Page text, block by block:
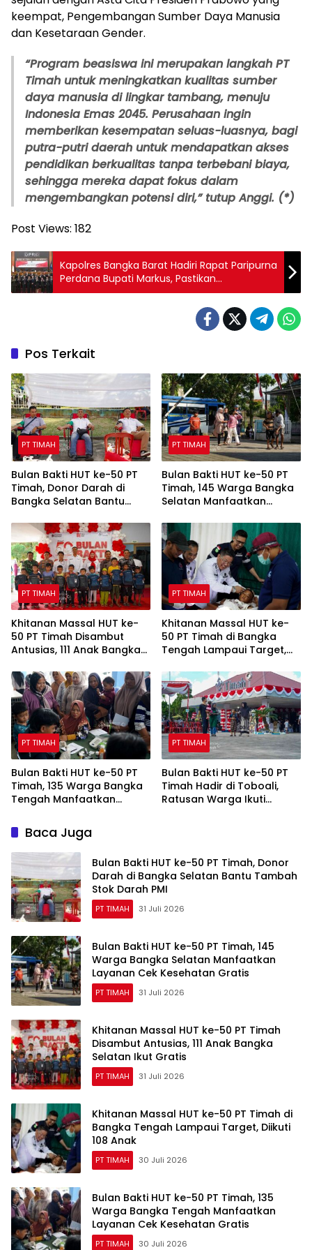
keempat, Pengembangan Sumber Daya Manusia
dan Kesetaraan Gender.
“Program beasiswa ini merupakan langkah PT
Timah untuk meningkatkan kualitas sumber
daya manusia di lingkar tambang, menuju
Indonesia Emas 2045. Perusahaan ingin
memberikan kesempatan seluas-luasnya, bagi
putra-putri daerah untuk mendapatkan akses
pendidikan berkualitas tanpa terbebani biaya,
sehingga mereka dapat fokus dalam
mengembangkan potensi diri,” tutup Anggi. (*)
Post Views: 182
Kapolres Bangka Barat Hadiri Rapat Paripurna
Perdana Bupati Markus, Pastikan
Pengamanan Berjalan Aman Dan Terkendali
Pos Terkait
PT TIMAH
Bulan Bakti HUT ke-50 PT
Timah, Donor Darah di
Bangka Selatan Bantu
PT TIMAH
Bulan Bakti HUT ke-50 PT
Timah, 145 Warga Bangka
Selatan Manfaatkan
Gratis
PT TIMAH
Khitanan Massal HUT ke-
50 PT Timah Disambut
Antusias, 111 Anak Bangka
PT TIMAH
Khitanan Massal HUT ke-
50 PT Timah di Bangka
Tengah Lampaui Target,
PT TIMAH
Bulan Bakti HUT ke-50 PT
Timah, 135 Warga Bangka
Tengah Manfaatkan
Gratis
PT TIMAH
Bulan Bakti HUT ke-50 PT
Timah Hadir di Toboali,
Ratusan Warga Ikuti
Baca Juga
Bulan Bakti HUT ke-50 PT Timah, Donor
Darah di Bangka Selatan Bantu Tambah
Stok Darah PMI
PT TIMAH 31 Juli 2026
Bulan Bakti HUT ke-50 PT Timah, 145
Warga Bangka Selatan Manfaatkan
Layanan Cek Kesehatan Gratis
PT TIMAH 31 Juli 2026
Khitanan Massal HUT ke-50 PT Timah
Disambut Antusias, 111 Anak Bangka
Selatan Ikut Gratis
PT TIMAH 31 Juli 2026
Khitanan Massal HUT ke-50 PT Timah di
Bangka Tengah Lampaui Target, Diikuti
108 Anak
PT TIMAH 30 Juli 2026
Bulan Bakti HUT ke-50 PT Timah, 135
Warga Bangka Tengah Manfaatkan
Layanan Cek Kesehatan Gratis
PT TIMAH 30 Juli 2026